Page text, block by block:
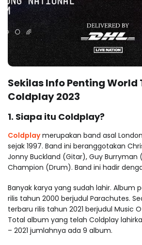
Sekilas Info Penting World
Coldplay 2023
1. Siapa itu Coldplay?
Coldplaymerupakan band asal
sejak 1997. Band ini beranggotakan
Jonny Buckland (Gitar), Guy Burryman
Champion (Drum). Band ini hadir
Banyak karya yang sudah lahir. Album
rilis tahun 2000 berjudul Parachutes.
terbaru rilis tahun 2021 berjudul Music
Total album yang telah Coldplay
– 2021 jumlahnya ada 9 album.